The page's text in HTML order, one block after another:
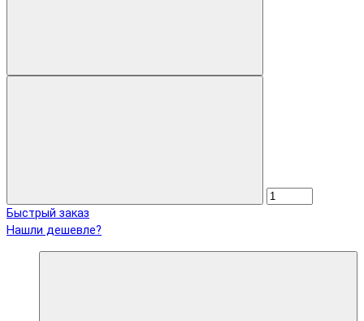
Быстрый заказ
Нашли дешевле?